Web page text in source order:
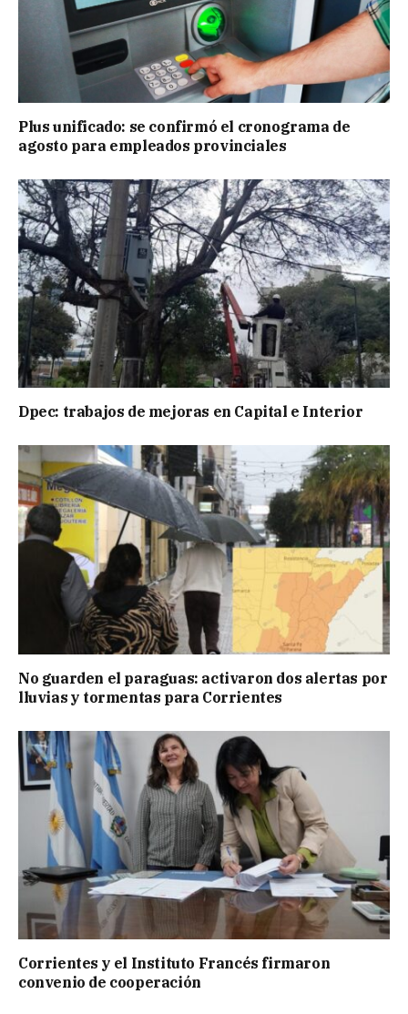
Plus unificado: se confirmó el cronograma de
agosto para empleados provinciales
Dpec: trabajos de mejoras en Capital e Interior
No guarden el paraguas: activaron dos alertas por
lluvias y tormentas para Corrientes
Corrientes y el Instituto Francés firmaron
convenio de cooperación